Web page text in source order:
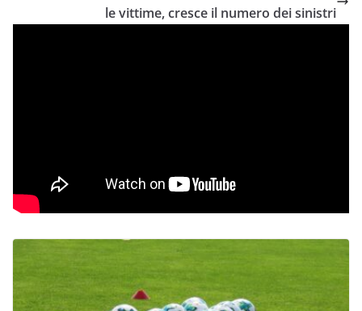
le vittime, cresce il numero dei sinistri